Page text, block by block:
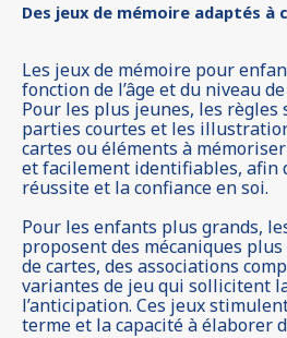
Des jeux de mémoire adaptés à
Les jeux de mémoire pour
fonction de l’âge et du niveau
Pour les plus jeunes, les règles
parties courtes et les
cartes ou éléments à
et facilement identifiables, afin
réussite et la confiance en soi.
Pour les enfants plus grands,
proposent des mécaniques
de cartes, des associations
variantes de jeu qui sollicitent
l’anticipation. Ces jeux
terme et la capacité à élaborer